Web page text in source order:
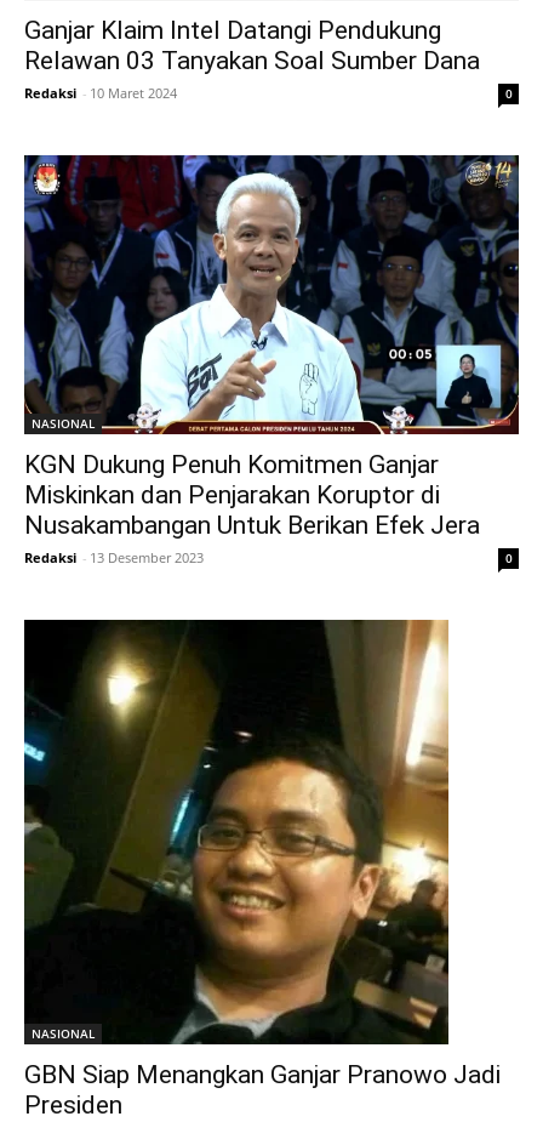
Ganjar Klaim Intel Datangi Pendukung
Relawan 03 Tanyakan Soal Sumber Dana
Redaksi - 10 Maret 2024 0
NASIONAL
KGN Dukung Penuh Komitmen Ganjar
Miskinkan dan Penjarakan Koruptor di
Nusakambangan Untuk Berikan Efek Jera
Redaksi - 13 Desember 2023 0
NASIONAL
GBN Siap Menangkan Ganjar Pranowo Jadi
Presiden